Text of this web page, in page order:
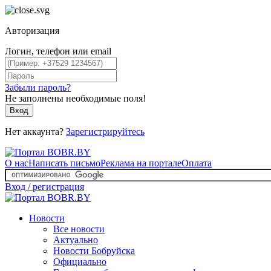
Авторизация
Логин, телефон или email
Забыли пароль?
Не заполнены необходимые поля!
Вход
Нет аккаунта? Зарегистрируйтесь
О насНаписать письмоРеклама на порталеОплата
Вход / регистрация
Новости
Все новости
Актуально
Новости Бобруйска
Официально